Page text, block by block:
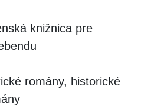
knižnica pre
romány, historické